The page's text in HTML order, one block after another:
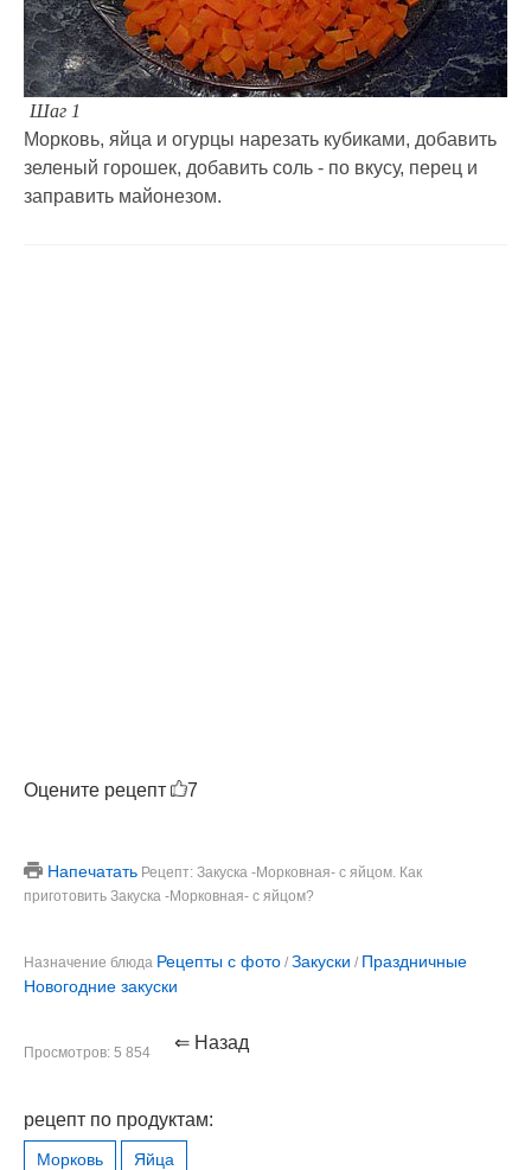
Шаг 1
Морковь, яйца и огурцы нарезать кубиками, добавить
зеленый горошек, добавить соль - по вкусу, перец и
заправить майонезом.
Оцените рецепт 7
Напечатать Рецепт: Закуска -Морковная- с яйцом. Как
приготовить Закуска -Морковная- с яйцом?
Назначение блюда Рецепты с фото / Закуски / Праздничные
Новогодние закуски
Просмотров: 5 854 ⇐ Назад
рецепт по продуктам:
Морковь Яйца